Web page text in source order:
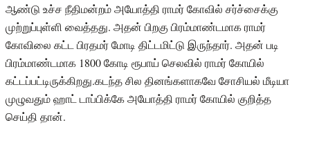
ஆண்டு உச்ச நீதிமன்றம் அயோத்தி ராமர் கோவில் சர்ச்சைக்கு
முற்றுப்புள்ளி வைத்தது. அதன் பிறகு பிரம்மாண்டமாக ராமர்
கோவிலை கட்ட பிரதமர் மோடி திட்டமிட்டு இருந்தார். அதன் படி
பிரம்மாண்டமாக 1800 கோடி ரூபாய் செலவில் ராமர் கோயில்
கட்டப்பட்டிருக்கிறது.கடந்த சில தினங்களாகவே சோசியல் மீடியா
முழுவதும் ஹாட் டாப்பிக்கே அயோத்தி ராமர் கோயில் குறித்த
செய்தி தான்.